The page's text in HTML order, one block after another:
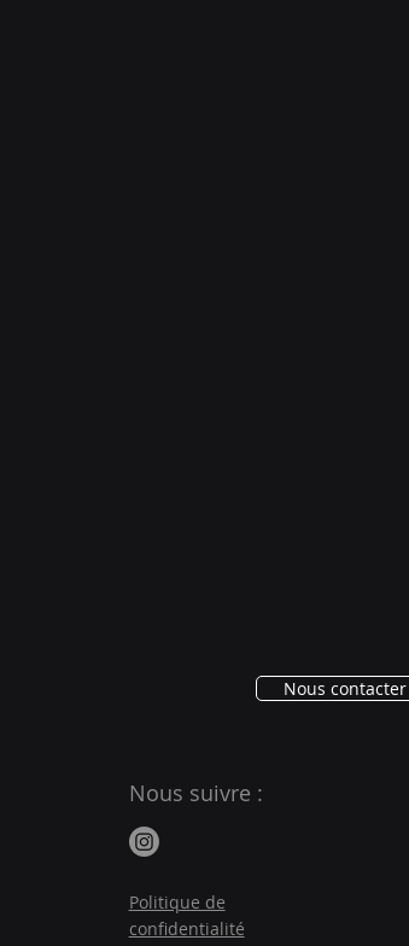
Nous suivre :
Politique de
confidentialité
Nous